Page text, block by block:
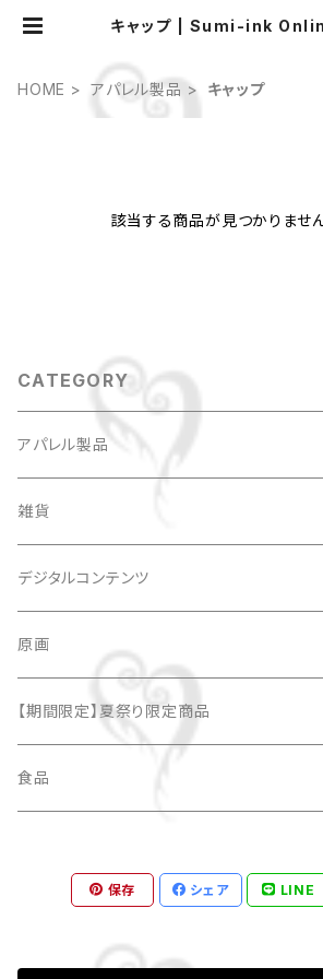
キャップ | Sumi-ink
HOME アパレル製品 キャップ
該当する商品が見つかりません
CATEGORY
アパレル製品
Tシャツ
DSK手描きTシャツ
キャップ
キャラクターキャップ
雑貨
缶バッジ
キーホルダー
うちわ
ハンドタオル
扇子（センス）
デジタルコンテンツ
イラスト
SHOWROOMオリジナルアバター(全身/2-3頭身)
SNSやブログで使えるチビキャラアバター(全身/2-
チケット
スマホ壁紙
原画
似顔絵
ハガキサイズ
【期間限定】夏祭り限定商品
食品
保存 シェア LINE